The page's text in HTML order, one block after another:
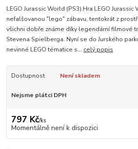
LEGO Jurassic World (PS3):Hra LEGO
nefalšovanou "lego" zábavu, tentokrát z
všichni dobře známe díky legendární filmové
Stevena Spielberga. Nyní se do Jurského
nevinné LEGO tématice s... celý popis
Dostupnost Není skladem
Nejsme plátci DPH
797 Kč/ks
Momentálně není k dispozici